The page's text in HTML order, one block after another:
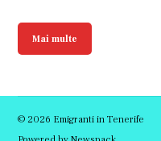
Mai multe
© 2026 Emigranti in Tenerife